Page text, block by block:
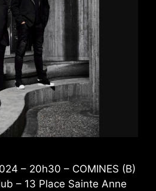
– 20h30 – COMINES (B)
– 13 Place Sainte Anne